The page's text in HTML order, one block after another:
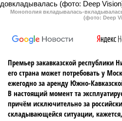
Монополия вкладывалась-
(фото: Deep
Премьер закавказской республики
его страна может потребовать у
ежегодно за аренду Южно-
В настоящий момент та
причём исключительно за
складывающейся ситуации,